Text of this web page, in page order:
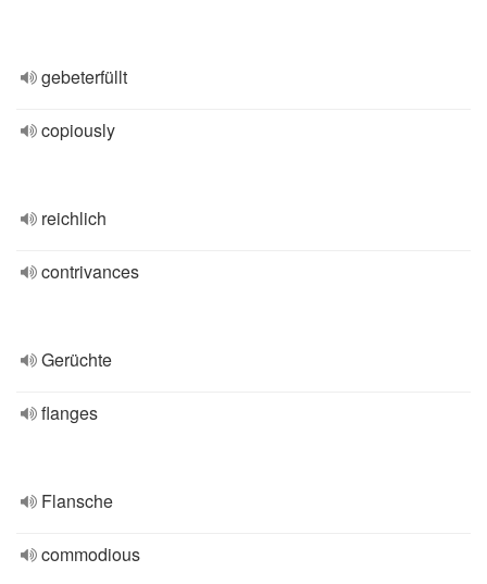
gebeterfüllt
copiously
reichlich
contrivances
Gerüchte
flanges
Flansche
commodious